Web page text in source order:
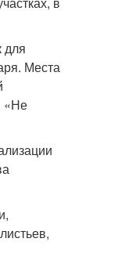
для
Места
«Не